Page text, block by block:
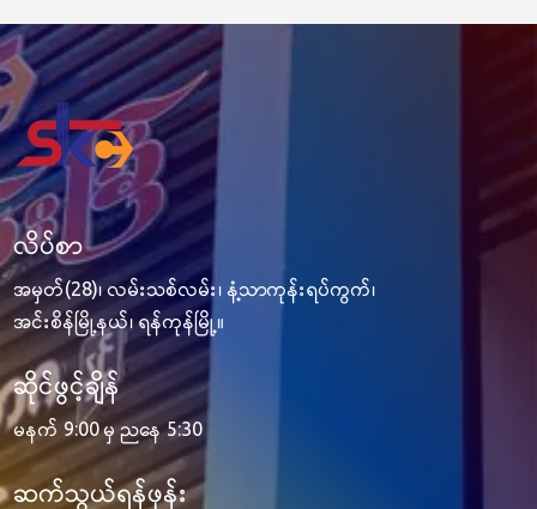
လိပ်စာ
အမှတ်(28)၊ လမ်းသစ်လမ်း၊ နံ့သာကုန်းရပ်ကွက်၊
အင်းစိန်မြို့နယ်၊ ရန်ကုန်မြို့။
ဆိုင်ဖွင့်ချိန်
မနက် 9:00 မှ ညနေ 5:30
ဆက်သွယ်ရန်ဖုန်း